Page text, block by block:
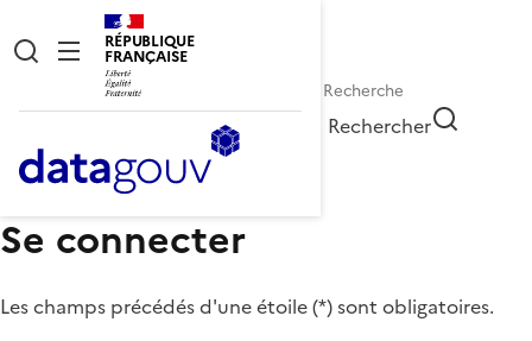
RÉPUBLIQUE
FRANÇAISE
Rechercher
Se connecter
Les champs précédés d'une étoile (*) sont obligatoires.